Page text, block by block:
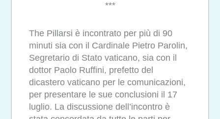
***
The Pillarsi è incontrato per più di 90
minuti sia con il Cardinale Pietro Parolin,
Segretario di Stato vaticano, sia con il
dottor Paolo Ruffini, prefetto del
dicastero vaticano per le comunicazioni,
per presentare le sue conclusioni il 17
luglio. La discussione dell’incontro è